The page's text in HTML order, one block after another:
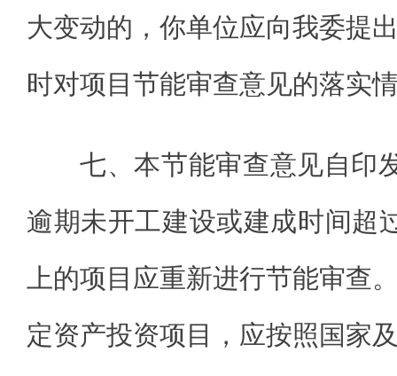
大变动的，你单位应向我委提
时对项目节能审查意见的落实
七、本节能审查意见自印
逾期未开工建设或建成时间超
上的项目应重新进行节能审查
定资产投资项目，应按照国家